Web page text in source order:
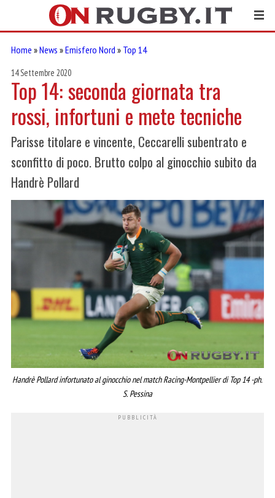
Home »News »Emisfero Nord » Top 14
14 Settembre 2020
Top 14: seconda giornata tra
rossi, infortuni e mete tecniche
Parisse titolare e vincente, Ceccarelli subentrato e
sconfitto di poco. Brutto colpo al ginocchio subito da
Handrè Pollard
Handrè Pollard infortunato al ginocchio nel match Racing-Montpellier di Top 14 -ph.
S. Pessina